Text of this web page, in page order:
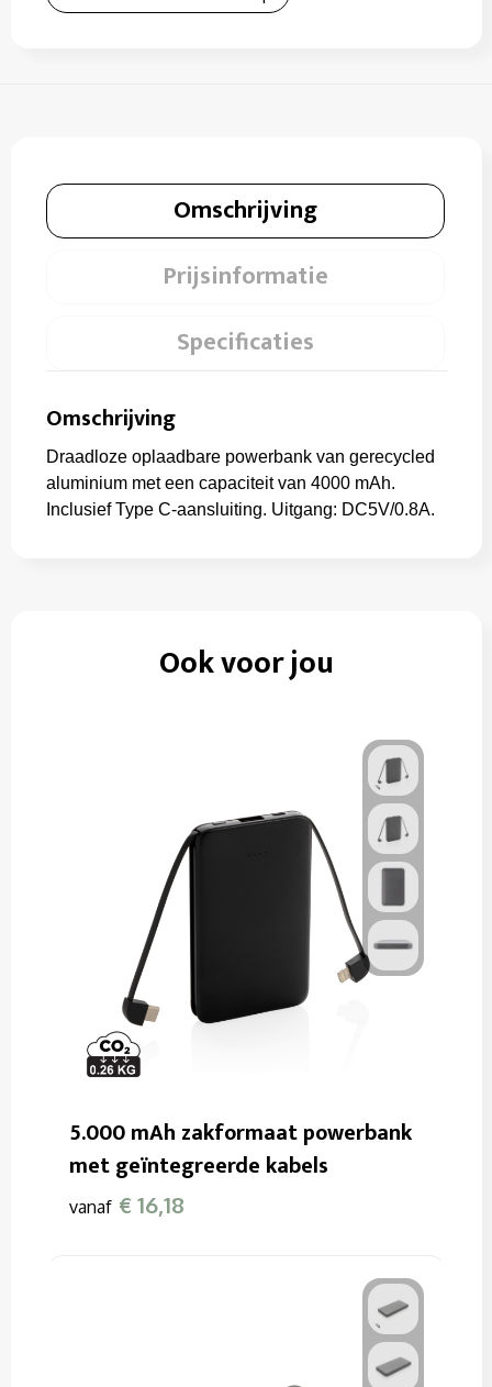
Omschrijving
Prijsinformatie
Specificaties
Omschrijving
Draadloze oplaadbare powerbank van gerecycled
aluminium met een capaciteit van 4000 mAh.
Inclusief Type C-aansluiting. Uitgang: DC5V/0.8A.
Ook voor jou
5.000 mAh zakformaat powerbank
met geïntegreerde kabels
vanaf € 16,18